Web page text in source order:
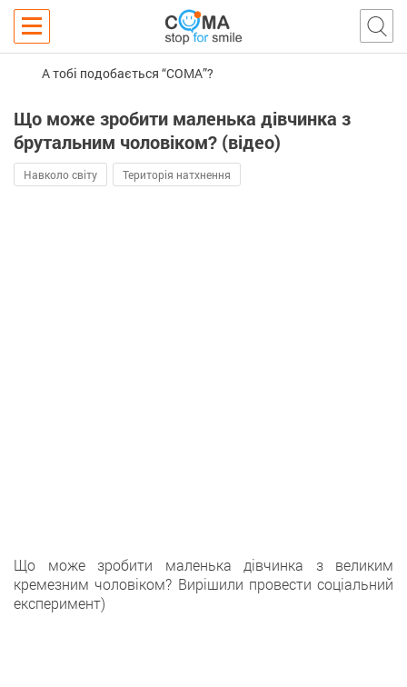
А тобі подобається “COMA”?
Що може зробити маленька дівчинка з
брутальним чоловіком? (відео)
Навколо світу Територія натхнення
Що може зробити маленька дівчинка з великим
кремезним чоловіком? Вирішили провести соціальний
експеримент)